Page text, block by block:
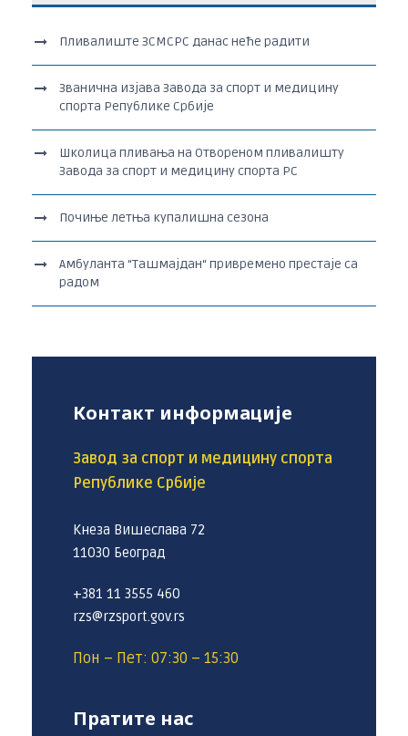
Пливалиште ЗСМСРС данас неће радити
Званична изјава Завода за спорт и медицину
спорта Републике Србије
Школица пливања на Отвореном пливалишту
Завода за спорт и медицину спорта РС
Почиње летња купалишна сезона
Амбуланта “Ташмајдан“ привремено престаје са
радом
Контакт информације
Завод за спорт и медицину спорта
Републике Србије
Кнеза Вишеслава 72
11030 Београд
+381 11 3555 460
rzs@rzsport.gov.rs
Пон – Пет: 07:30 – 15:30
Пратите нас